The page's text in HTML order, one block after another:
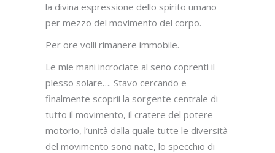
la divina espressione dello spirito umano
per mezzo del movimento del corpo.
Per ore volli rimanere immobile.
Le mie mani incrociate al seno coprenti il
plesso solare…. Stavo cercando e
finalmente scoprii la sorgente centrale di
tutto il movimento, il cratere del potere
motorio, l’unità dalla quale tutte le diversità
del movimento sono nate, lo specchio di